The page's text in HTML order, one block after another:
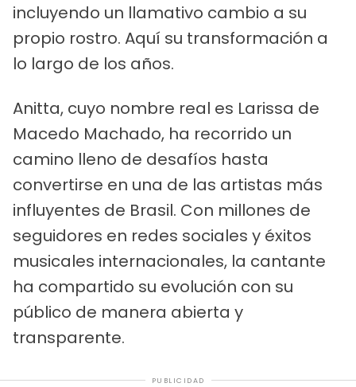
incluyendo un llamativo cambio a su
propio rostro. Aquí su transformación a
lo largo de los años.
Anitta, cuyo nombre real es Larissa de
Macedo Machado, ha recorrido un
camino lleno de desafíos hasta
convertirse en una de las artistas más
influyentes de Brasil. Con millones de
seguidores en redes sociales y éxitos
musicales internacionales, la cantante
ha compartido su evolución con su
público de manera abierta y
transparente.
PUBLICIDAD